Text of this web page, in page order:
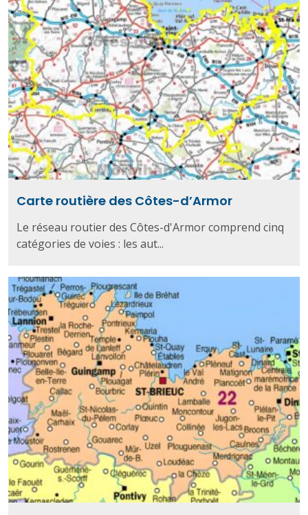
Carte routière des Côtes-d’Armor
Le réseau routier des Côtes-d'Armor comprend cinq
catégories de voies : les aut...